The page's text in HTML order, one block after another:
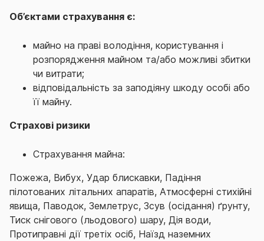
Об’єктами страхування є:
майно на праві володіння, користування і
розпорядження майном та/або можливі збитки
чи витрати;
відповідальність за заподіяну шкоду особі або
її майну.
Страхові ризики
Страхування майна:
Пожежа, Вибух, Удар блискавки, Падіння
пілотованих літальних апаратів, Атмосферні стихійні
явища, Паводок, Землетрус, Зсув (осідання) ґрунту,
Тиск снігового (льодового) шару, Дія води,
Протиправні дії третіх осіб, Наїзд наземних